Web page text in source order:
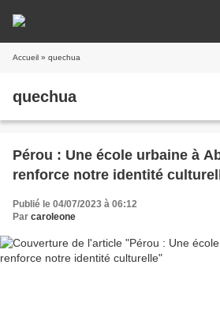
Accueil » quechua
quechua
Pérou : Une école urbaine à
renforce notre identité
Publié le 04/07/2023 à 06:12
Par caroleone